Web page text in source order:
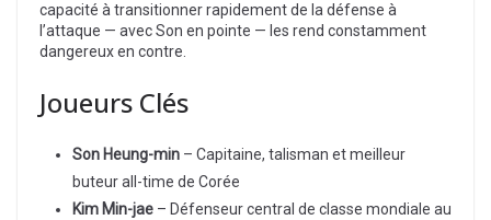
capacité à transitionner rapidement de la défense à
l’attaque — avec Son en pointe — les rend constamment
dangereux en contre.
Joueurs Clés
Son Heung-min – Capitaine, talisman et meilleur
buteur all-time de Corée
Kim Min-jae – Défenseur central de classe mondiale au